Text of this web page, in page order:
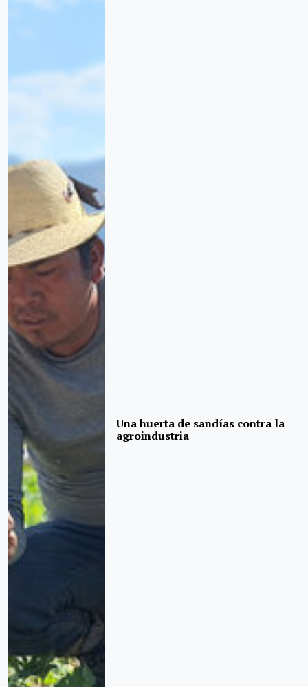
Una huerta de sandías contra la
agroindustria